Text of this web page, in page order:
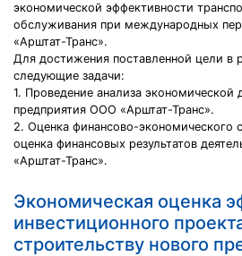
экономической эффективности
обслуживания при международных
«Арштат-Транс».
Для достижения поставленной цели в
следующие задачи:
1. Проведение анализа экономической
предприятия ООО «Арштат-Транс».
2. Оценка финансово-экономического
оценка финансовых результатов
«Арштат-Транс».
Экономическая оценка
инвестиционного
строительству нового